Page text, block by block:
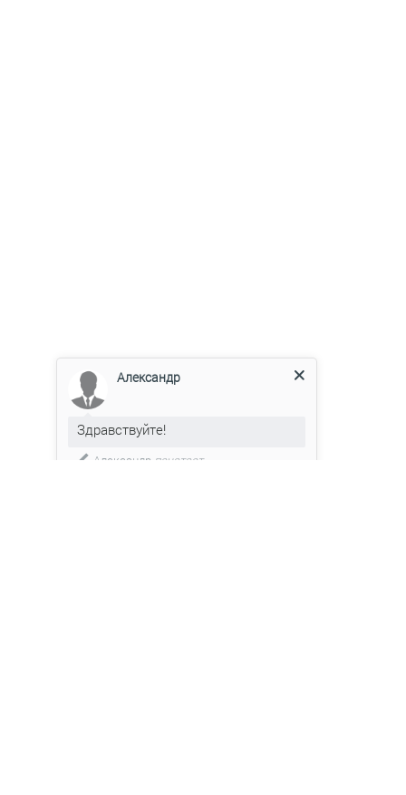
Александр
Здравствуйте!
Александр печатает...